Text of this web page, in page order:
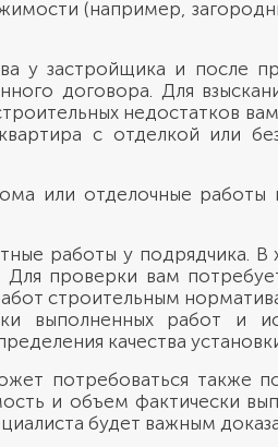
(например,
у застройщика и после
договора. Для
недостатков
с отделкой или
или отделочные
работы у подрядчика.
проверки вам
строительным
выполненных работ и
качества
потребоваться также
и объем фактически
будет важным